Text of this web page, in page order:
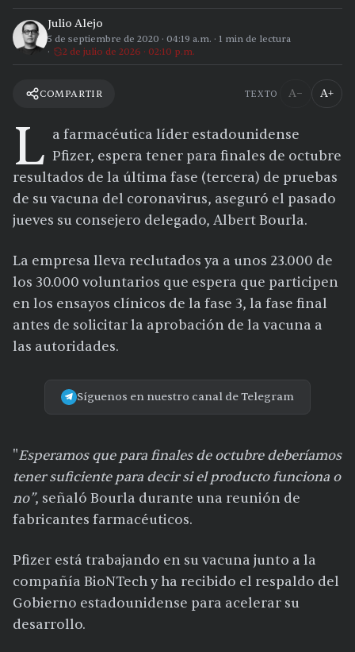
Julio Alejo
5 de septiembre de 2020 · 04:19 a.m. · 1 min de lectura
2 de julio de 2026 · 02:10 p.m.
COMPARTIR TEXTO A− A+
L a farmacéutica líder estadounidense
Pfizer, espera tener para finales de octubre
resultados de la última fase (tercera) de pruebas
de su vacuna del coronavirus, aseguró el pasado
jueves su consejero delegado, Albert Bourla.
La empresa lleva reclutados ya a unos 23.000 de
los 30.000 voluntarios que espera que participen
en los ensayos clínicos de la fase 3, la fase final
antes de solicitar la aprobación de la vacuna a
las autoridades.
Síguenos en nuestro canal de Telegram
"Esperamos que para finales de octubre deberíamos
tener suficiente para decir si el producto funciona o
no”, señaló Bourla durante una reunión de
fabricantes farmacéuticos.
Pfizer está trabajando en su vacuna junto a la
compañía BioNTech y ha recibido el respaldo del
Gobierno estadounidense para acelerar su
desarrollo.